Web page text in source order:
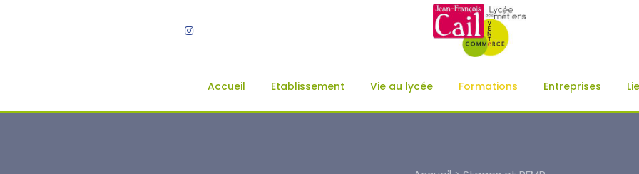
Accueil Etablissement Vie au lycée Formations Entreprises